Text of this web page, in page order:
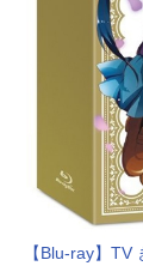
【Blu-ray】